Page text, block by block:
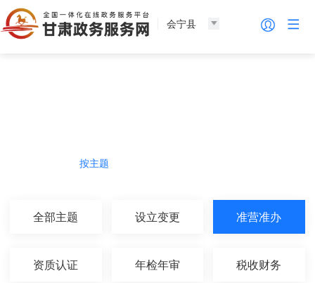
会宁县
按主题
全部主题 设立变更 准营准办
资质认证 年检年审 税收财务